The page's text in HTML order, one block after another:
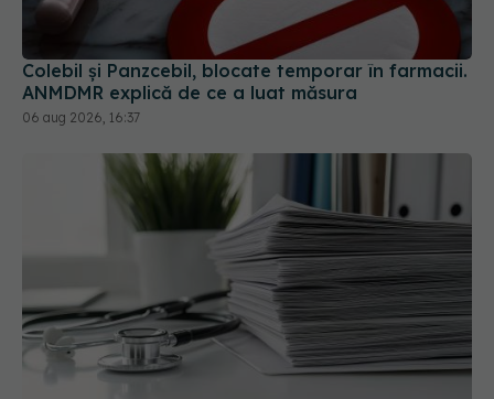
Colebil și Panzcebil, blocate temporar în farmacii.
ANMDMR explică de ce a luat măsura
06 aug 2026, 16:37